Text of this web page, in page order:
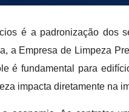
é a padronização dos
a Empresa de Limpeza
é fundamental para
impacta diretamente na